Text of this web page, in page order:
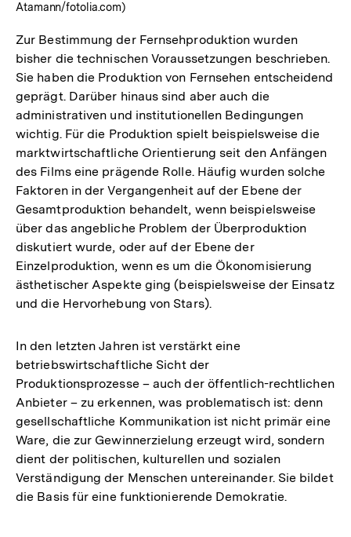
Atamann/fotolia.com)
Zur Bestimmung der Fernsehproduktion wurden
bisher die technischen Voraussetzungen beschrieben.
Sie haben die Produktion von Fernsehen entscheidend
geprägt. Darüber hinaus sind aber auch die
administrativen und institutionellen Bedingungen
wichtig. Für die Produktion spielt beispielsweise die
marktwirtschaftliche Orientierung seit den Anfängen
des Films eine prägende Rolle. Häufig wurden solche
Faktoren in der Vergangenheit auf der Ebene der
Gesamtproduktion behandelt, wenn beispielsweise
über das angebliche Problem der Überproduktion
diskutiert wurde, oder auf der Ebene der
Einzelproduktion, wenn es um die Ökonomisierung
ästhetischer Aspekte ging (beispielsweise der Einsatz
und die Hervorhebung von Stars).
In den letzten Jahren ist verstärkt eine
betriebswirtschaftliche Sicht der
Produktionsprozesse – auch der öffentlich-rechtlichen
Anbieter – zu erkennen, was problematisch ist: denn
gesellschaftliche Kommunikation ist nicht primär eine
Ware, die zur Gewinnerzielung erzeugt wird, sondern
dient der politischen, kulturellen und sozialen
Verständigung der Menschen untereinander. Sie bildet
die Basis für eine funktionierende Demokratie.